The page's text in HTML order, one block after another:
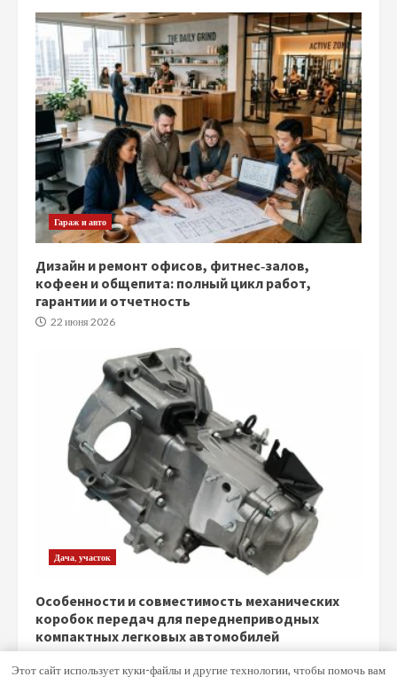
Гараж и авто
Дизайн и ремонт офисов, фитнес‑залов,
кофеен и общепита: полный цикл работ,
гарантии и отчетность
22 июня 2026
Дача, участок
Особенности и совместимость механических
коробок передач для переднеприводных
компактных легковых автомобилей
Этот сайт использует куки-файлы и другие технологии, чтобы помочь вам